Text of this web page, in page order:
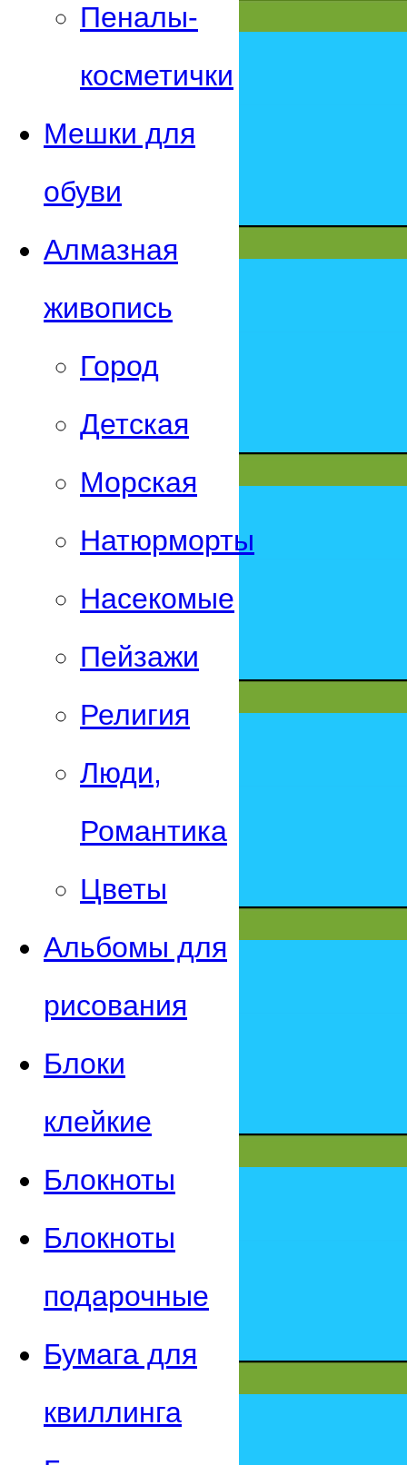
Пеналы-
косметички
Мешки для
обуви
Алмазная
живопись
Город
Детская
Морская
Натюрморты
Насекомые
Пейзажи
Религия
Люди,
Романтика
Цветы
Альбомы для
рисования
Блоки
клейкие
Блокноты
Блокноты
подарочные
Бумага для
квиллинга